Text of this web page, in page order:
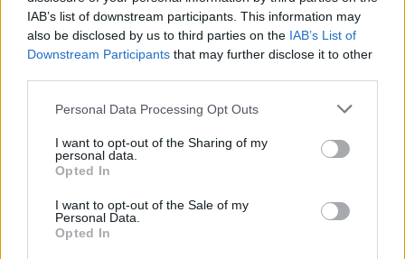
IAB’s list of downstream participants. This information may
also be disclosed by us to third parties on the IAB’s List of
Downstream Participants that may further disclose it to other
Personal Data Processing Opt Outs
I want to opt-out of the Sharing of my
personal data.
Opted In
I want to opt-out of the Sale of my
Personal Data.
Opted In